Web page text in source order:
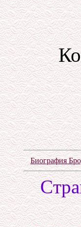
Биография